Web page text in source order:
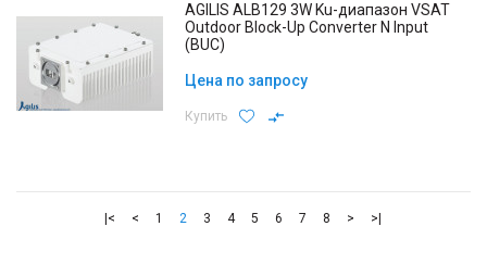
AGILIS ALB129 3W Ku-диапазон VSAT
Outdoor Block-Up Converter N Input
(BUC)
Цена по запросу
Купить
|< < 1 2 3 4 5 6 7 8 > >|